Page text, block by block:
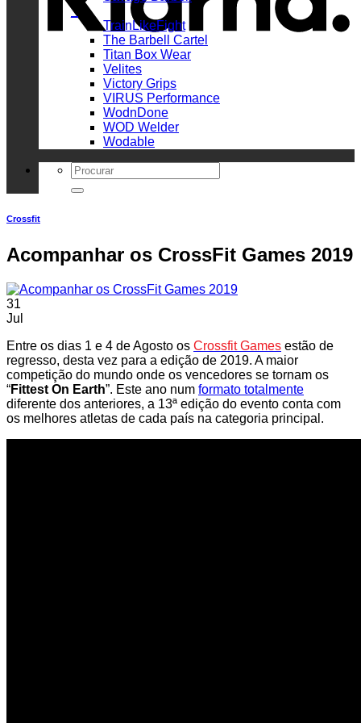
_
TrainLikeFight
The Barbell Cartel
Titan Box Wear
Velites
Victory Grips
VIRUS Performance
WodnDone
WOD Welder
Wodable
Search
for:
Crossfit
Acompanhar os CrossFit Games 2019
31
Jul
Entre os dias 1 e 4 de Agosto os Crossfit Games estão de
regresso, desta vez para a edição de 2019. A maior
competição do mundo onde os vencedores se tornam os
“Fittest On Earth”. Este ano num formato totalmente
diferente dos anteriores, a 13ª edição do evento conta com
os melhores atletas de cada país na categoria principal.